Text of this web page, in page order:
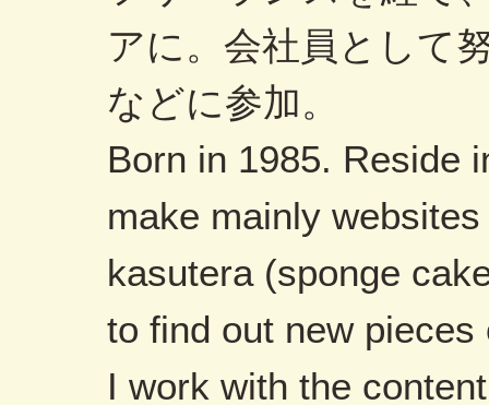
アに。会社員として
などに参加。
Born in 1985. Reside
make mainly
kasutera (sponge
to find out new pieces
I work with the